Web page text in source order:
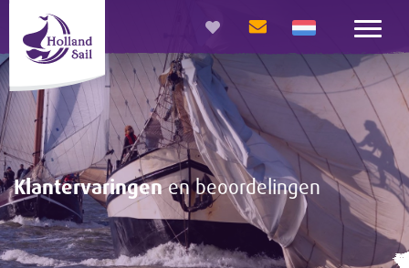
Klantervaringenen beoordelingen